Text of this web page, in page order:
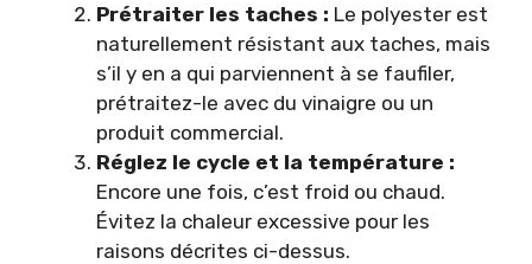
Prétraiter les taches : Le polyester est
naturellement résistant aux taches, mais
s’il y en a qui parviennent à se faufiler,
prétraitez-le avec du vinaigre ou un
produit commercial.
Réglez le cycle et la température :
Encore une fois, c’est froid ou chaud.
Évitez la chaleur excessive pour les
raisons décrites ci-dessus.